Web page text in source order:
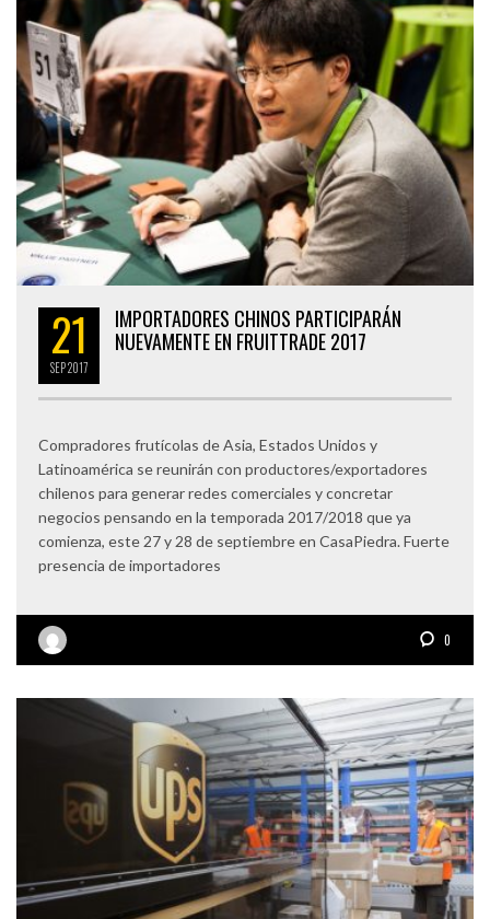
21
SEP2017
IMPORTADORES CHINOS PARTICIPARÁN
NUEVAMENTE EN FRUITTRADE 2017
Compradores frutícolas de Asia, Estados Unidos y
Latinoamérica se reunirán con productores/exportadores
chilenos para generar redes comerciales y concretar
negocios pensando en la temporada 2017/2018 que ya
comienza, este 27 y 28 de septiembre en CasaPiedra. Fuerte
presencia de importadores
0